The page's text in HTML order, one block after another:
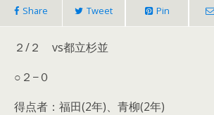
Share Tweet Pin
２/２ vs都立杉並
○２−０
得点者：福田(2年)、青柳(2年)